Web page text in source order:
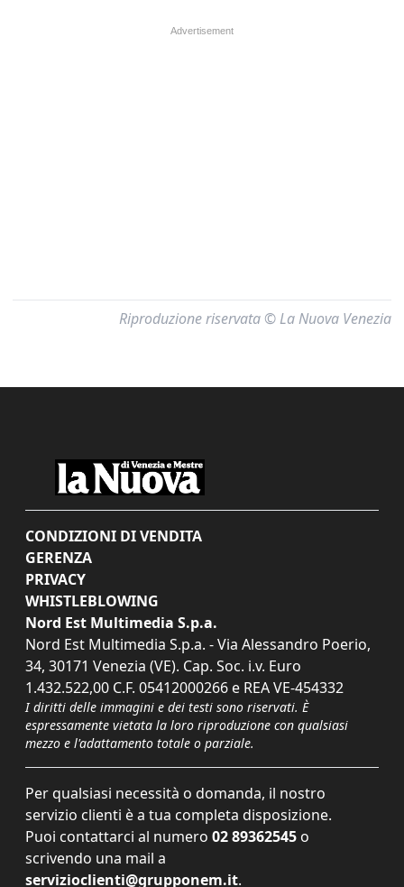
Riproduzione riservata © La Nuova Venezia
CONDIZIONI DI VENDITA
GERENZA
PRIVACY
WHISTLEBLOWING
Nord Est Multimedia S.p.a.
Nord Est Multimedia S.p.a. - Via Alessandro Poerio,
34, 30171 Venezia (VE). Cap. Soc. i.v. Euro
1.432.522,00 C.F. 05412000266 e REA VE-454332
I diritti delle immagini e dei testi sono riservati. È
espressamente vietata la loro riproduzione con qualsiasi
mezzo e l'adattamento totale o parziale.
Per qualsiasi necessità o domanda, il nostro
servizio clienti è a tua completa disposizione.
Puoi contattarci al numero 02 89362545 o
scrivendo una mail a
servizioclienti@grupponem.it.